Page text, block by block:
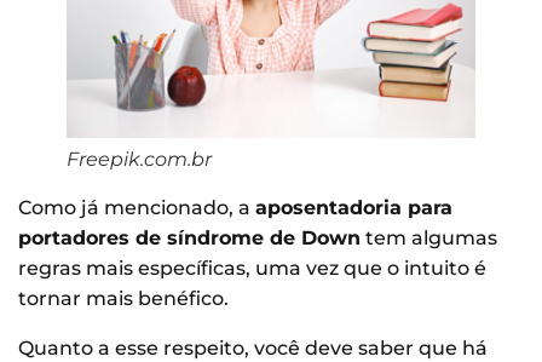
Freepik.com.br
Como já mencionado, a aposentadoria para
portadores de síndrome de Down tem algumas
regras mais específicas, uma vez que o intuito é
tornar mais benéfico.
Quanto a esse respeito, você deve saber que há